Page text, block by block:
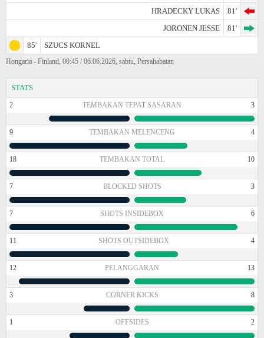
HRADECKY LUKAS
81'
JORONEN JESSE
81'
85'
SZUCS KORNEL
Hongaria - Finland, 00:45 / 06.06.2026, sabtu, Persahabatan
STATS
2 TEMBAKAN TEPAT SASARAN 3
9 TEMBAKAN MELENCENG 4
18 TEMBAKAN TOTAL 10
7 BLOCKED SHOTS 3
7 SHOTS INSIDEBOX 6
11 SHOTS OUTSIDEBOX 4
12 PELANGGARAN 13
3 CORNER KICKS 8
1 OFFSIDES 2